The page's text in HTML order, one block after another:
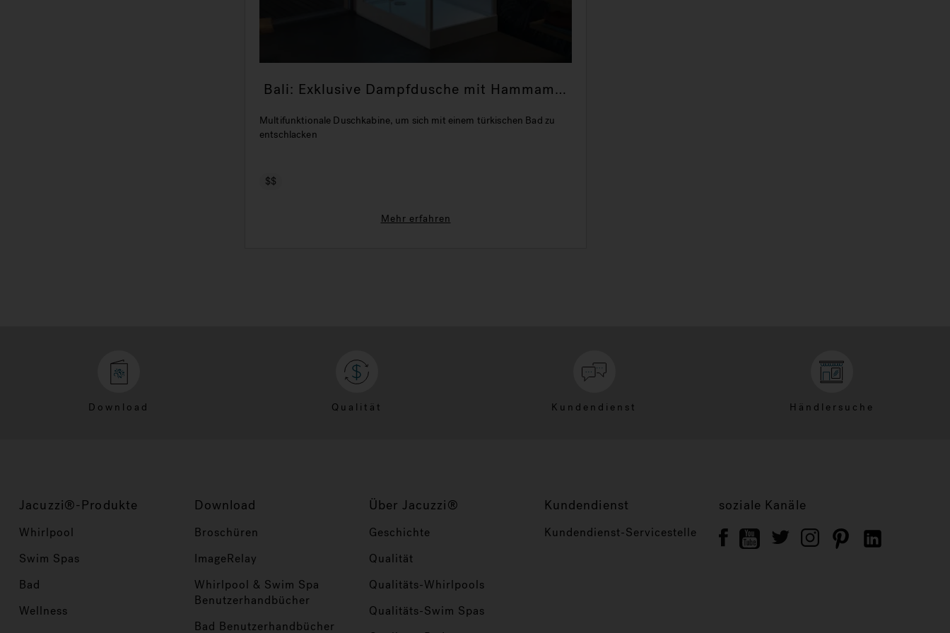
Bali: Exklusive Dampfdusche mit Hammam-
Multifunktionale Duschkabine, um sich mit einem türkischen Bad zu
entschlacken
$$
Mehr erfahren
Download Qualität Kundendienst Händlersuche
Jacuzzi®-Produkte
Whirlpool
Swim Spas
Bad
Wellness
Download
Broschüren
ImageRelay
Whirlpool & Swim Spa
Benutzerhandbücher
Bad Benutzerhandbücher
Über Jacuzzi®
Geschichte
Qualität
Qualitäts-Whirlpools
Qualitäts-Swim Spas
Kundendienst
Kundendienst-Servicestelle
soziale Kanäle